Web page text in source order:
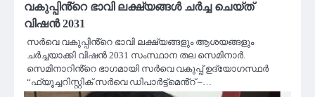
വകുപ്പിൻ്റെ ഭാവി ലക്ഷ്യങ്ങൾ ചർച്ച ചെയ്ത്
വിഷൻ 2031
സർവെ വകുപ്പിൻ്റെ ഭാവി ലക്ഷ്യങ്ങളും ആശയങ്ങളും
ചർച്ചയാക്കി വിഷൻ 2031 സംസ്ഥാന തല സെമിനാർ.
സെമിനാറിൻ്റെ ഭാഗമായി സർവെ വകുപ്പ് ഉദ്യോഗസ്ഥർ
“ഫ്യൂച്ചറിസ്റ്റിക് സർവെ ഡിപാർട്ട്മെൻ്റ് –…